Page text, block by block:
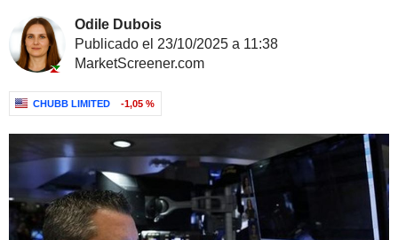
Odile Dubois
Publicado el 23/10/2025 a 11:38
MarketScreener.com
CHUBB LIMITED -1,05 %